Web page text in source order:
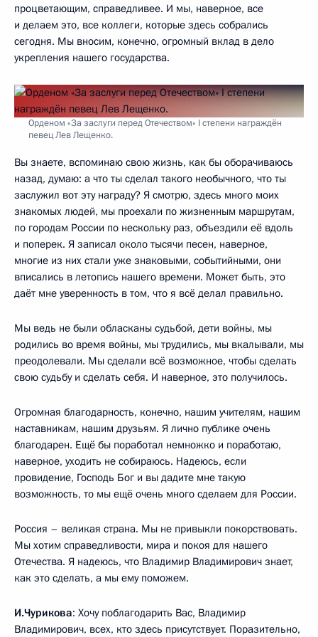
процветающим, справедливее. И мы, наверное, все
и делаем это, все коллеги, которые здесь собрались
сегодня. Мы вносим, конечно, огромный вклад в дело
укрепления нашего государства.
Орденом «За заслуги перед Отечеством» I степени награждён
певец Лев Лещенко.
Вы знаете, вспоминаю свою жизнь, как бы оборачиваюсь
назад, думаю: а что ты сделал такого необычного, что ты
заслужил вот эту награду? Я смотрю, здесь много моих
знакомых людей, мы проехали по жизненным маршрутам,
по городам России по нескольку раз, объездили её вдоль
и поперек. Я записал около тысячи песен, наверное,
многие из них стали уже знаковыми, событийными, они
вписались в летопись нашего времени. Может быть, это
даёт мне уверенность в том, что я всё делал правильно.
Мы ведь не были обласканы судьбой, дети войны, мы
родились во время войны, мы трудились, мы вкалывали, мы
преодолевали. Мы сделали всё возможное, чтобы сделать
свою судьбу и сделать себя. И наверное, это получилось.
Огромная благодарность, конечно, нашим учителям, нашим
наставникам, нашим друзьям. Я лично публике очень
благодарен. Ещё бы поработал немножко и поработаю,
наверное, уходить не собираюсь. Надеюсь, если
провидение, Господь Бог и вы дадите мне такую
возможность, то мы ещё очень много сделаем для России.
Россия – великая страна. Мы не привыкли покорствовать.
Мы хотим справедливости, мира и покоя для нашего
Отечества. Я надеюсь, что Владимир Владимирович знает,
как это сделать, а мы ему поможем.
И.Чурикова: Хочу поблагодарить Вас, Владимир
Владимирович, всех, кто здесь присутствует. Поразительно,